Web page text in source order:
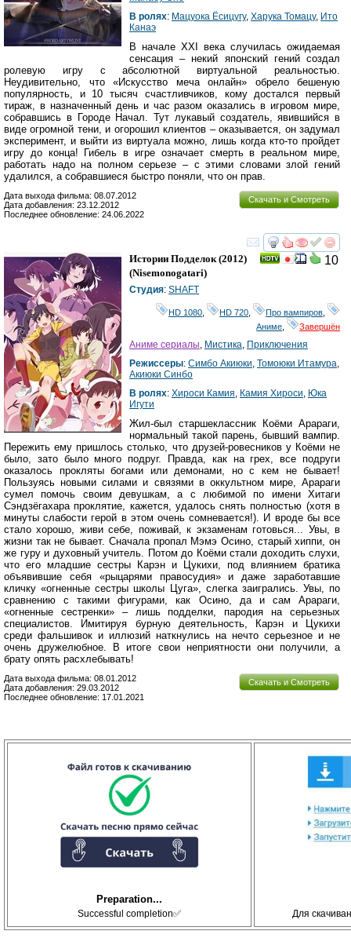
В ролях: Мацуока Ёсицугу, Харука Томацу, Ито
Канаэ
В начале XXI века случилась ожидаемая
сенсация – некий японский гений создал
ролевую игру с абсолютной виртуальной реальностью.
Неудивительно, что «Искусство меча онлайн» обрело бешеную
популярность, и 10 тысяч счастливчиков, кому достался первый
тираж, в назначенный день и час разом оказались в игровом мире,
собравшись в Городе Начал. Тут лукавый создатель, явившийся в
виде огромной тени, и огорошил клиентов – оказывается, он задумал
эксперимент, и выйти из виртуала можно, лишь когда кто-то пройдет
игру до конца! Гибель в игре означает смерть в реальном мире,
работать надо на полном серьезе – с этими словами злой гений
удалился, а собравшиеся быстро поняли, что он прав.
Скачать и Смотреть
Дата выхода фильма: 08.07.2012
Дата добавления: 23.12.2012
Последнее обновление: 24.06.2022
смотреть
10
Истории Подделок (2012)
(Nisemonogatari)
Студия: SHAFT
HD 1080 HD 720 Про вампиров
Аниме
Завершён
Аниме сериалы Мистика Приключения
Режиссеры: Симбо Акиюки Томоюки Итамура
Акиюки Синбо
В ролях: Хироси Камия Камия Хироси Юка
Игути
Жил-был старшеклассник Коёми Арараги,
нормальный такой парень, бывший вампир.
Пережить ему пришлось столько, что друзей-ровесников у Коёми не
было, зато было много подруг. Правда, как на грех, все подруги
оказалось прокляты богами или демонами, но с кем не бывает!
Пользуясь новыми силами и связями в оккультном мире, Арараги
сумел помочь своим девушкам, а с любимой по имени Хитаги
Сэндзёгахара проклятие, кажется, удалось снять полностью (хотя в
минуты слабости герой в этом очень сомневается!). И вроде бы все
стало хорошо, живи себе, поживай, к экзаменам готовься... Увы, в
жизни так не бывает. Сначала пропал Мэмэ Осино, старый хиппи, он
же гуру и духовный учитель. Потом до Коёми стали доходить слухи,
что его младшие сестры Карэн и Цукихи, под влиянием братика
объявившие себя «рыцарями правосудия» и даже заработавшие
кличку «огненные сестры школы Цуга», слегка заигрались. Увы, по
сравнению с такими фигурами, как Осино, да и сам Арараги,
«огненные сестренки» – лишь подделки, пародия на серьезных
специалистов. Имитируя бурную деятельность, Карэн и Цукихи
среди фальшивок и иллюзий наткнулись на нечто серьезное и не
очень дружелюбное. В итоге свои неприятности они получили, а
брату опять расхлебывать!
Скачать и Смотреть
Дата выхода фильма: 08.01.2012
Дата добавления: 29.03.2012
Последнее обновление: 17.01.2021
Preparation...
Successful completion✅ Для